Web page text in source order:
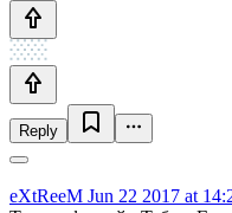
Reply
eXtReeM Jun 22 2017 at